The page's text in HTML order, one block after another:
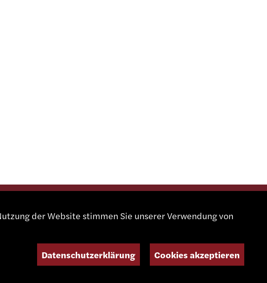
SOZIALE MEDIEN
NEWSLETTER
der Website stimmen Sie unserer Verwendung von
Datenschutzerklärung Cookies akzeptieren